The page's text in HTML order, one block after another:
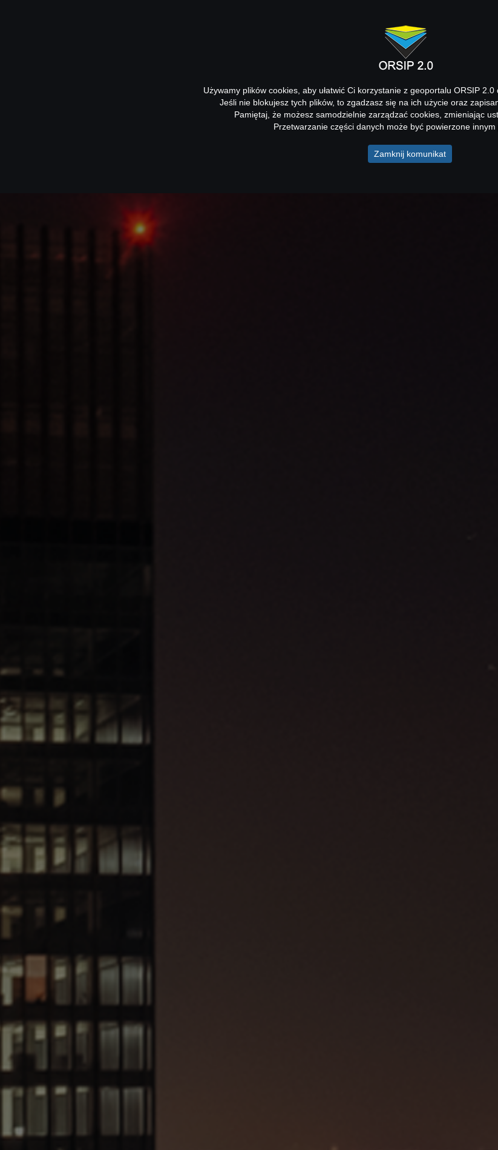
Używamy plików cookies, aby ułatwić Ci korzystanie z geoportalu ORSIP 2.0
Jeśli nie blokujesz tych plików, to zgadzasz się na ich użycie oraz
Pamiętaj, że możesz samodzielnie zarządzać cookies, zmieniając
Przetwarzanie części danych może być powierzone innym
Zamknij komunikat